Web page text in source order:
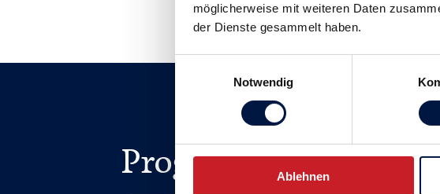
möglicherweise mit weiteren Daten
der Dienste gesammelt haben.
Einwilligungsauswahl
Notwendig
Ablehnen
Programm